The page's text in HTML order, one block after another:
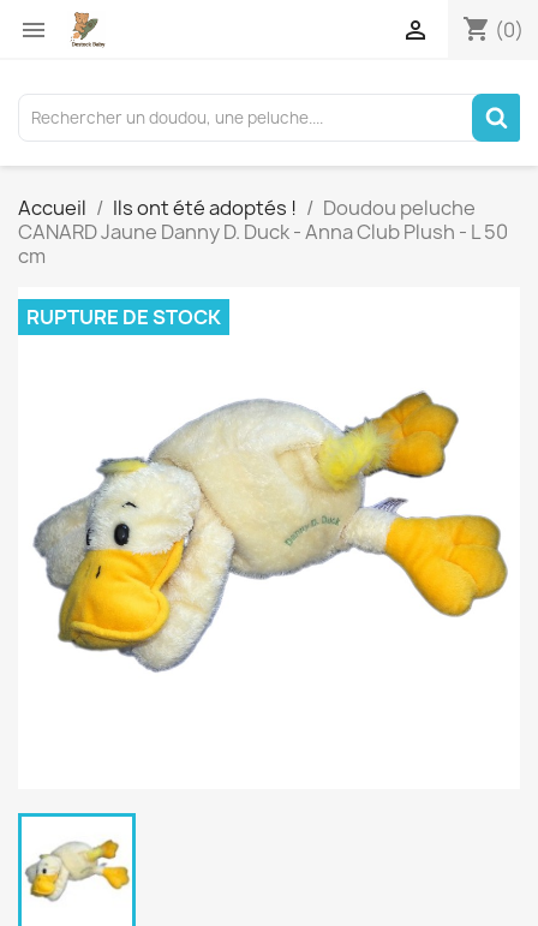
 shopping_cart (0)

Accueil Ils ont été adoptés !
Doudou peluche
CANARD Jaune Danny D. Duck - Anna Club Plush - L 50
cm
RUPTURE DE STOCK